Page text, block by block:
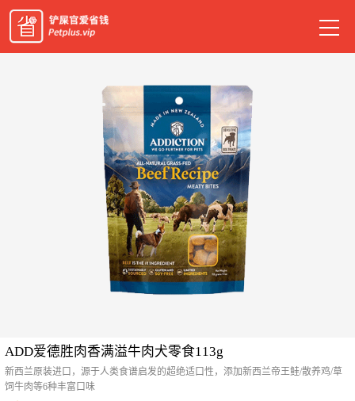
ADD爱德胜肉香满溢牛肉犬零食113g
新西兰原装进口，源于人类食谱启发的超绝适口性，添加新西兰帝王鲑/散养鸡/草
饲牛肉等6种丰富口味